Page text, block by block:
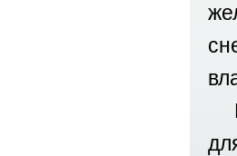
В